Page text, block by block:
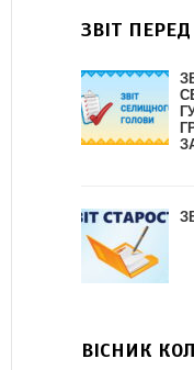
ЗВІТ
ВІСНИК